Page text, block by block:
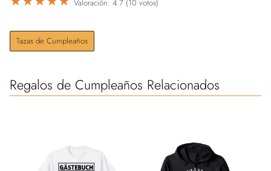
Valoración: 4.7 (10 votos)
Tazas de Cumpleaños
Regalos de Cumpleaños Relacionados